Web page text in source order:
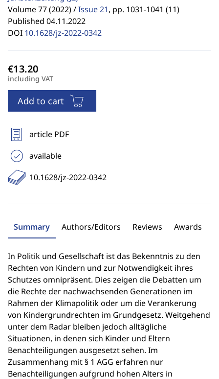
Volume 77 (2022) /Issue 21, pp. 1031-1041 (11)
Published 04.11.2022
DOI 10.1628/jz-2022-0342
including VAT
Add to cart
article PDF
available
10.1628/jz-2022-0342
Summary Authors/Editors Reviews Awards
In Politik und Gesellschaft ist das Bekenntnis zu den
Rechten von Kindern und zur Notwendigkeit ihres
Schutzes omnipräsent. Dies zeigen die Debatten um
die Rechte der nachwachsenden Generationen im
Rahmen der Klimapolitik oder um die Verankerung
von Kindergrundrechten im Grundgesetz. Weitgehend
unter dem Radar bleiben jedoch alltägliche
Situationen, in denen sich Kinder und Eltern
Benachteiligungen ausgesetzt sehen. Im
Zusammenhang mit § 1 AGG erfahren nur
Benachteiligungen aufgrund hohen Alters in